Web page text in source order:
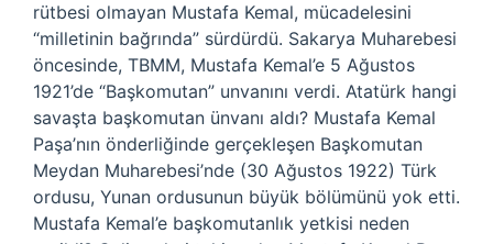
rütbesi olmayan Mustafa Kemal, mücadelesini
“milletinin bağrında” sürdürdü. Sakarya Muharebesi
öncesinde, TBMM, Mustafa Kemal’e 5 Ağustos
1921’de “Başkomutan” unvanını verdi. Atatürk hangi
savaşta başkomutan ünvanı aldı? Mustafa Kemal
Paşa’nın önderliğinde gerçekleşen Başkomutan
Meydan Muharebesi’nde (30 Ağustos 1922) Türk
ordusu, Yunan ordusunun büyük bölümünü yok etti.
Mustafa Kemal’e başkomutanlık yetkisi neden